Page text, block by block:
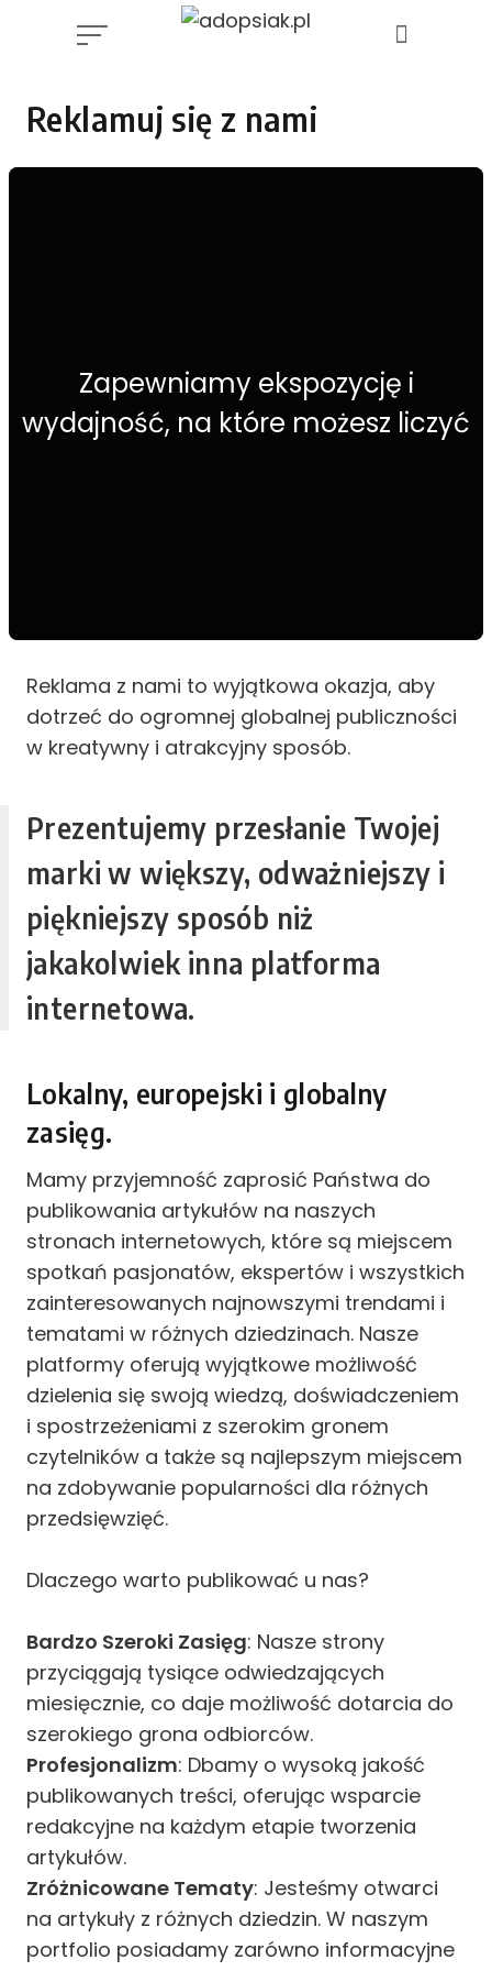
Reklamuj się z nami
Zapewniamy ekspozycję i
wydajność, na które możesz liczyć
Reklama z nami to wyjątkowa okazja, aby
dotrzeć do ogromnej globalnej publiczności
w kreatywny i atrakcyjny sposób.
Prezentujemy przesłanie Twojej
marki w większy, odważniejszy i
piękniejszy sposób niż
jakakolwiek inna platforma
internetowa.
Lokalny, europejski i globalny
zasięg.
Mamy przyjemność zaprosić Państwa do
publikowania artykułów na naszych
stronach internetowych, które są miejscem
spotkań pasjonatów, ekspertów i wszystkich
zainteresowanych najnowszymi trendami i
tematami w różnych dziedzinach. Nasze
platformy oferują wyjątkowe możliwość
dzielenia się swoją wiedzą, doświadczeniem
i spostrzeżeniami z szerokim gronem
czytelników a także są najlepszym miejscem
na zdobywanie popularności dla różnych
przedsięwzięć.
Dlaczego warto publikować u nas?
Bardzo Szeroki Zasięg: Nasze strony
przyciągają tysiące odwiedzających
miesięcznie, co daje możliwość dotarcia do
szerokiego grona odbiorców.
Profesjonalizm: Dbamy o wysoką jakość
publikowanych treści, oferując wsparcie
redakcyjne na każdym etapie tworzenia
artykułów.
Zróżnicowane Tematy: Jesteśmy otwarci
na artykuły z różnych dziedzin. W naszym
portfolio posiadamy zarówno informacyjne